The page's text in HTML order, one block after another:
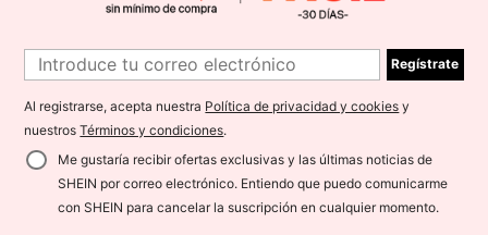
Regístrate
Al registrarse, acepta nuestra Política de privacidad y cookies y
nuestrosTérminos y condiciones.
Me gustaría recibir ofertas exclusivas y las últimas noticias de
SHEIN por correo electrónico. Entiendo que puedo comunicarme
con SHEIN para cancelar la suscripción en cualquier momento.